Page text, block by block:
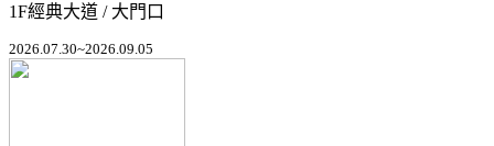
1F經典大道 / 大門口
2026.07.30~2026.09.05